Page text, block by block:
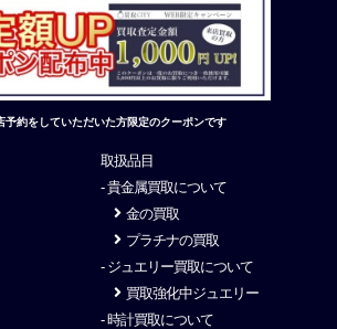
予約をしていただいた方限定のクーポンです
取扱品目
- 貴金属買取について
金の買取
プラチナの買取
- ジュエリー買取について
買取強化中ジュエリー
- 時計買取について